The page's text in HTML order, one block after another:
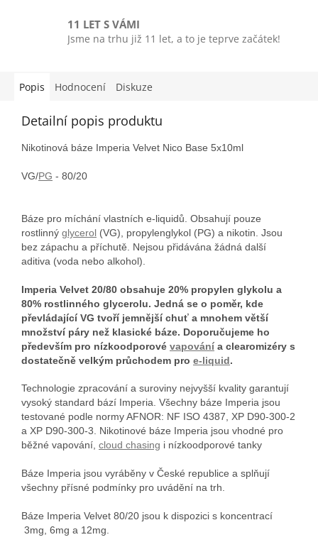
11 LET S VÁMI
Jsme na trhu již 11 let, a to je teprve začátek!
Popis Hodnocení Diskuze
Detailní popis produktu
Nikotinová báze Imperia Velvet Nico Base 5x10ml
VG/PG - 80/20
Báze pro míchání vlastních e-liquidů. Obsahují pouze
rostlinný glycerol (VG), propylenglykol (PG) a nikotin. Jsou
bez zápachu a příchutě. Nejsou přidávána žádná další
aditiva (voda nebo alkohol).
Imperia Velvet 20/80 obsahuje 20% propylen glykolu a
80% rostlinného glycerolu. Jedná se o poměr, kde
převládající VG tvoří jemnější chuť a mnohem větší
množství páry než klasické báze. Doporučujeme ho
především pro nízkoodporové vapování a clearomizéry s
dostatečně velkým průchodem pro e-liquid.
Technologie zpracování a suroviny nejvyšší kvality garantují
vysoký standard bází Imperia. Všechny báze Imperia jsou
testované podle normy AFNOR: NF ISO 4387, XP D90-300-2
a XP D90-300-3. Nikotinové báze Imperia jsou vhodné pro
běžné vapování, cloud chasing i nízkoodporové tanky
Báze Imperia jsou vyráběny v České republice a splňují
všechny přísné podmínky pro uvádění na trh.
Báze Imperia Velvet 80/20 jsou k dispozici s koncentrací
3mg, 6mg a 12mg.